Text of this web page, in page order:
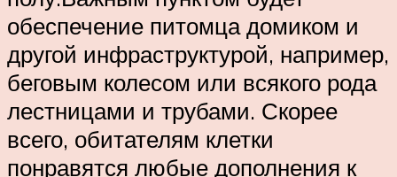
обеспечение питомца домиком и
другой инфраструктурой, например,
беговым колесом или всякого рода
лестницами и трубами. Скорее
всего, обитателям клетки
понравятся любые дополнения к